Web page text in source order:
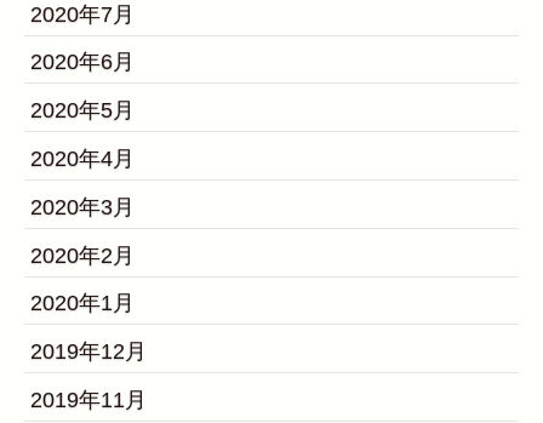
2020年7月
2020年6月
2020年5月
2020年4月
2020年3月
2020年2月
2020年1月
2019年12月
2019年11月